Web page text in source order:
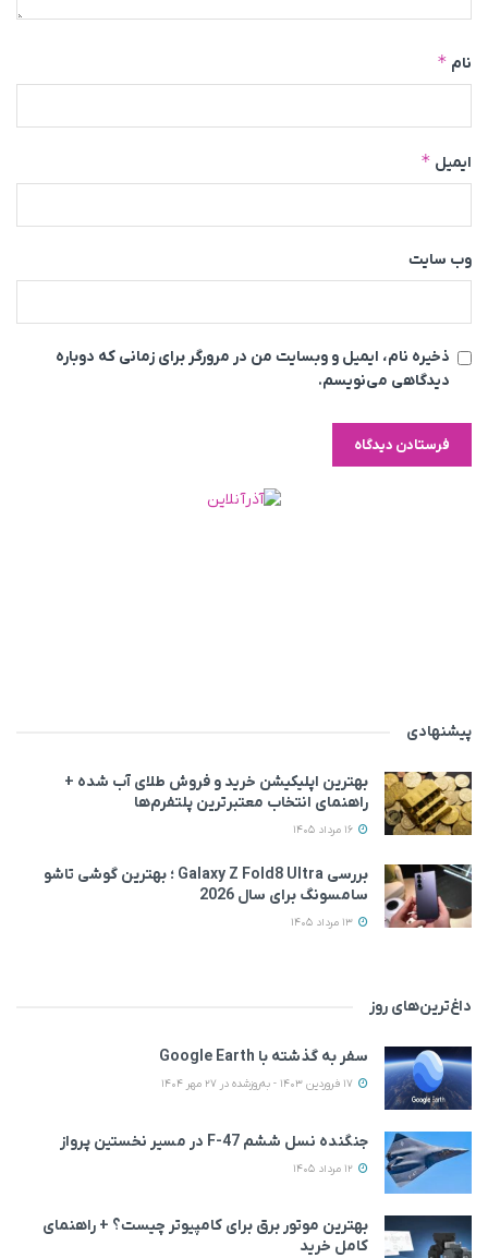
نام *
ایمیل *
وب‌ سایت
ذخیره نام، ایمیل و وبسایت من در مرورگر برای زمانی که دوباره
دیدگاهی می‌نویسم.
پیشنهادی
بهترین اپلیکیشن خرید و فروش طلای آب شده +
راهنمای انتخاب معتبرترین پلتفرم‌ها
بررسی Galaxy Z Fold8 Ultra ؛ بهترین گوشی تاشو
سامسونگ برای سال 2026
داغ‌ترین‌های روز
سفر به گذشته با Google Earth
جنگنده نسل ششم F-47 در مسیر نخستین پرواز
بهترین موتور برق برای کامپیوتر چیست؟ + راهنمای
کامل خرید